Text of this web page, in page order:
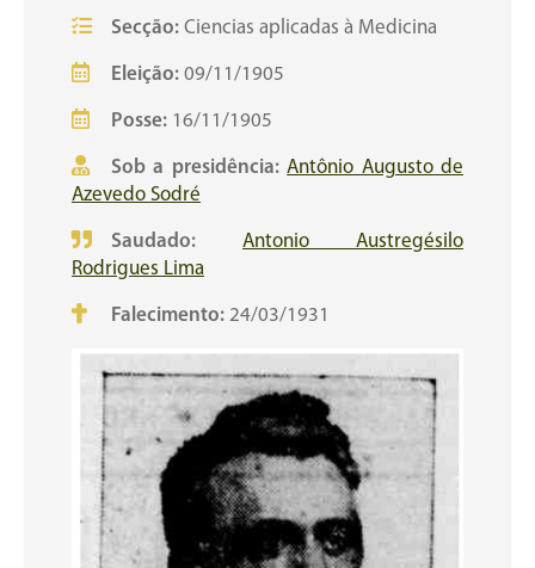
Secção: Ciencias aplicadas à Medicina
Eleição: 09/11/1905
Posse: 16/11/1905
Sob a presidência: Antônio Augusto de
Azevedo Sodré
Saudado:
Antonio Austregésilo
Rodrigues Lima
Falecimento: 24/03/1931